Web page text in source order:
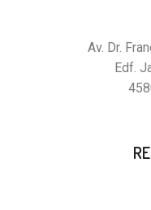
Av. Dr.
Edf.